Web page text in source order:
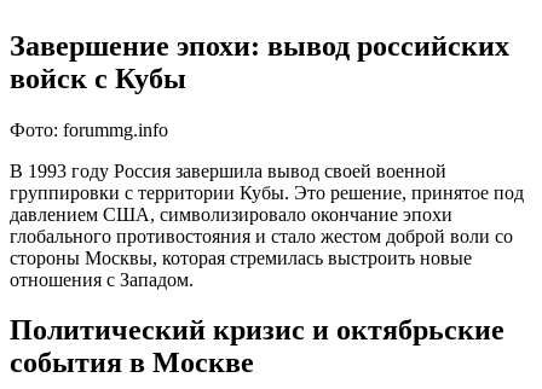
Завершение эпохи: вывод российских
войск с Кубы
Фото: forummg.info
В 1993 году Россия завершила вывод своей военной
группировки с территории Кубы. Это решение, принятое под
давлением США, символизировало окончание эпохи
глобального противостояния и стало жестом доброй воли со
стороны Москвы, которая стремилась выстроить новые
отношения с Западом.
Политический кризис и октябрьские
события в Москве